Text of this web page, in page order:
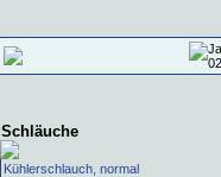
Schläuche
Kühlerschlauch, normal